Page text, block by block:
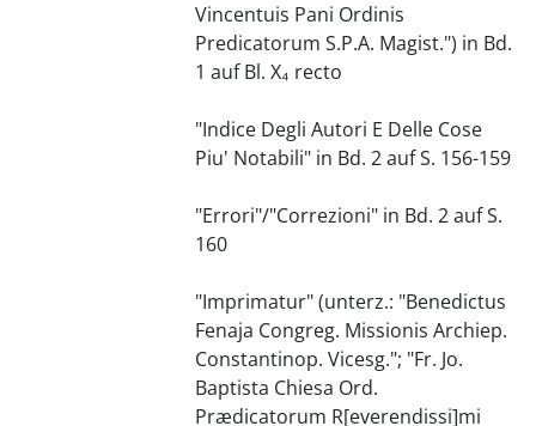
Vincentuis Pani Ordinis
Predicatorum S.P.A. Magist.") in Bd.
1 auf Bl. X₄ recto
"Indice Degli Autori E Delle Cose
Piu' Notabili" in Bd. 2 auf S. 156-159
"Errori"/"Correzioni" in Bd. 2 auf S.
160
"Imprimatur" (unterz.: "Benedictus
Fenaja Congreg. Missionis Archiep.
Constantinop. Vicesg."; "Fr. Jo.
Baptista Chiesa Ord.
Prædicatorum R[everendissi]mi